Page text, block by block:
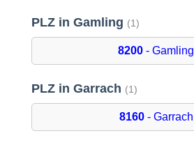
PLZ in Gamling (1)
8200 - Gamling
PLZ in Garrach (1)
8160- Garrach